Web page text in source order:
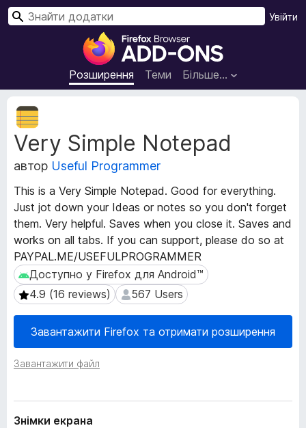
Д
о
д
а
и
б
р
а
у
з
е
р
а
F
i
r
e
f
Розширення Теми Більше…
Увійти
П
Very Simple Notepad
автор Useful Programmer
This is a Very Simple Notepad. Good for everything.
Just jot down your Ideas or notes so you don't forget
them. Very helpful. Saves when you close it. Saves and
works on all tabs. If you can support, please do so at
PAYPAL.ME/USEFULPROGRAMMER
Доступно у Firefox для Android™
Доступно у Firefox для Android™
4.9 (16 reviews)
4.9 (16 reviews) 567 Users
567 Users
Завантажити Firefox та отримати розширення
Завантажити файл
М
е
т
а
д
н
і
р
о
з
ш
и
р
Знімки екрана